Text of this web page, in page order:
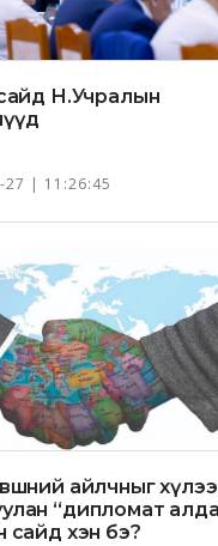
сайд Н.Учралын
27 | 11:26:45
айлчныг
“дипломат
сайд хэн бэ?